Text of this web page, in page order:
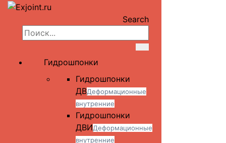
Search
Гидрошпонки
Гидрошпонки
ДВДеформационные
внутренние
Гидрошпонки
ДВИДеформационные
внутренние